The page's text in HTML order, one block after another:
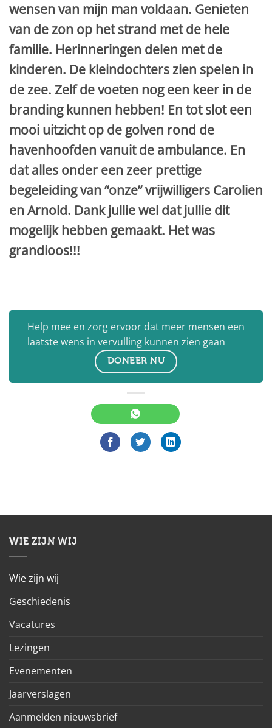
wensen van mijn man voldaan. Genieten
van de zon op het strand met de hele
familie. Herinneringen delen met de
kinderen. De kleindochters zien spelen in
de zee. Zelf de voeten nog een keer in de
branding kunnen hebben! En tot slot een
mooi uitzicht op de golven rond de
havenhoofden vanuit de ambulance. En
dat alles onder een zeer prettige
begeleiding van “onze” vrijwilligers Carolien
en Arnold. Dank jullie wel dat jullie dit
mogelijk hebben gemaakt. Het was
grandioos!!!
Help mee en zorg ervoor dat meer mensen een
laatste wens in vervulling kunnen zien gaan
DONEER NU
WIE ZIJN WIJ
Wie zijn wij
Geschiedenis
Vacatures
Lezingen
Evenementen
Jaarverslagen
Aanmelden nieuwsbrief